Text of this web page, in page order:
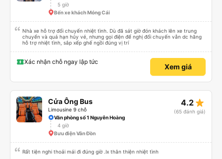
5 giờ
Bến xe khách Móng Cái
Nhà xe hỗ trợ đổi chuyến nhiệt tình. Dù đã sát giờ đón khách lên xe trung
chuyển và quá hạn hủy vé, nhưng gọi điện để nghị đổi chuyến vẫn dc hãng
hỗ trợ nhiệt tình, sắp xếp ghế ngồi đúng vị trí
Xác nhận chỗ ngay lập tức
Xem giá
Cửa Ông Bus
Limousine 9 chỗ
4.2 star_rate
(65 đánh giá)
Văn phòng số 1 Nguyễn Hoàng
4 giờ
Bưu điện Vân Đồn
Rất tiện nghi thoải mái đi đúng giờ .lx thân thiện nhiệt tình